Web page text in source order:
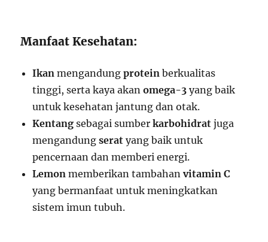
Manfaat Kesehatan:
Ikan mengandungprotein berkualitas
tinggi, serta kaya akanomega-3 yang baik
untuk kesehatan jantung dan otak.
Kentang sebagai sumberkarbohidrat juga
mengandungserat yang baik untuk
pencernaan dan memberi energi.
Lemon memberikan tambahanvitamin C
yang bermanfaat untuk meningkatkan
sistem imun tubuh.